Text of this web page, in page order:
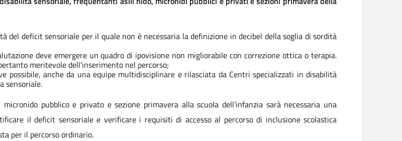
del deficit sensoriale per il quale non è necessaria la definizione in decibel della soglia di sordità
deve emergere un quadro di ipovisione non migliorabile con correzione ottica o terapia.
meritevole dell'inserimento nel percorso;
possibile, anche da una equipe multidisciplinare e rilasciata da Centri specializzati in disabilità
sensoriale.
pubblico e privato e sezione primavera alla scuola dell’infanzia sarà necessaria una
il deficit sensoriale e verificare i requisiti di accesso al percorso di inclusione scolastica
per il percorso ordinario.